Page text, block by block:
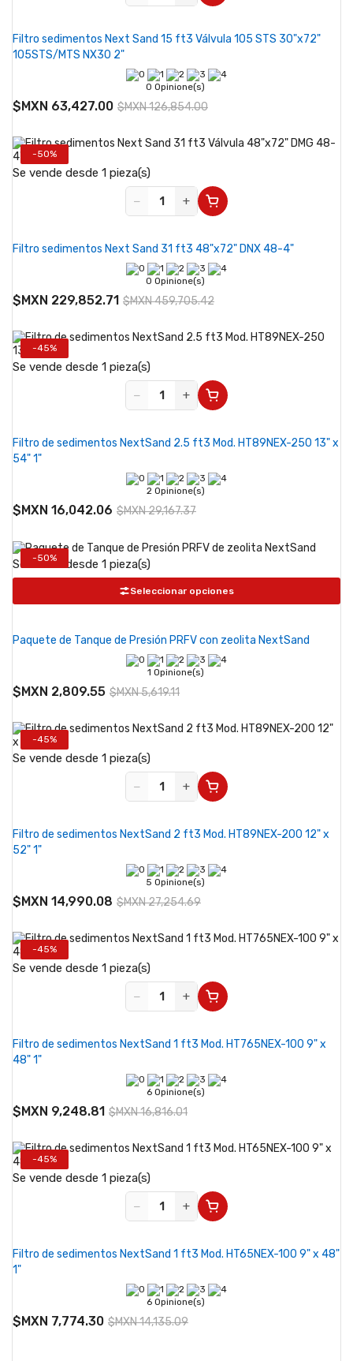
Filtro sedimentos Next Sand 15 ft3 Válvula 105 STS 30"x72"
105STS/MTS NX30 2"
0 Opinione(s)
$MXN 63,427.00 $MXN 126,854.00
-50%
Se vende desde 1 pieza(s)
−
+
Filtro sedimentos Next Sand 31 ft3 48"x72" DNX 48-4"
0 Opinione(s)
$MXN 229,852.71 $MXN 459,705.42
-45%
Se vende desde 1 pieza(s)
−
+
Filtro de sedimentos NextSand 2.5 ft3 Mod. HT89NEX-250 13" x
54" 1"
2 Opinione(s)
$MXN 16,042.06 $MXN 29,167.37
-50%
Se vende desde 1 pieza(s)
Seleccionar opciones
Paquete de Tanque de Presión PRFV con zeolita NextSand
1 Opinione(s)
$MXN 2,809.55 $MXN 5,619.11
-45%
Se vende desde 1 pieza(s)
−
+
Filtro de sedimentos NextSand 2 ft3 Mod. HT89NEX-200 12" x
52" 1"
5 Opinione(s)
$MXN 14,990.08 $MXN 27,254.69
-45%
Se vende desde 1 pieza(s)
−
+
Filtro de sedimentos NextSand 1 ft3 Mod. HT765NEX-100 9" x
48" 1"
6 Opinione(s)
$MXN 9,248.81 $MXN 16,816.01
-45%
Se vende desde 1 pieza(s)
−
+
Filtro de sedimentos NextSand 1 ft3 Mod. HT65NEX-100 9" x 48"
1"
6 Opinione(s)
$MXN 7,774.30 $MXN 14,135.09